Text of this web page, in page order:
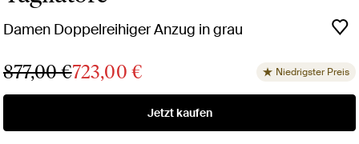
Damen Doppelreihiger Anzug in grau
877,00 €723,00 € Niedrigster Preis
Jetzt kaufen